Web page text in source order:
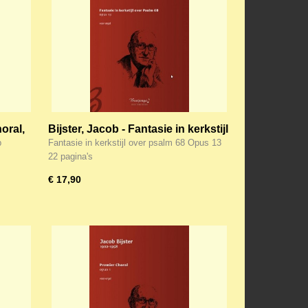
Bijster, Jacob - Fantasie in kerkstijl
over psalm 68 Opus 13
Fantasie in kerkstijl over psalm 68 Opus 13
22 pagina's
€ 17,90